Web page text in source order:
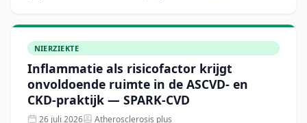
BMI en tailomvang
NIERZIEKTE
Inflammatie als risicofactor krijgt
onvoldoende ruimte in de ASCVD- en
CKD-praktijk — SPARK-CVD
26 juli 2026 Atherosclerosis plus